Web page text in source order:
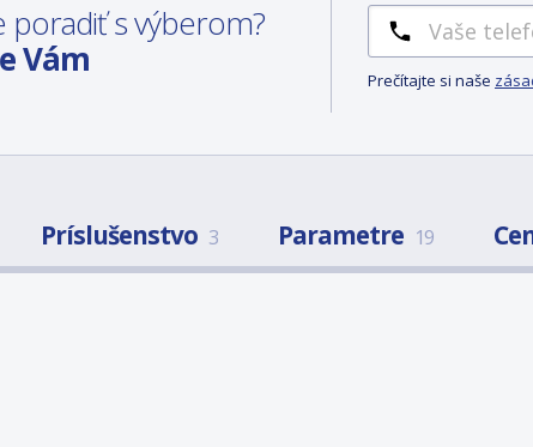
poradiť s výberom?
Vám
Prečítajte si naše
Príslušenstvo 3 Parametre 19